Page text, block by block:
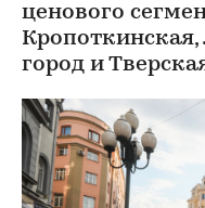
ценового
город и